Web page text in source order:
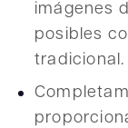
imágenes
posibles
tradicional.